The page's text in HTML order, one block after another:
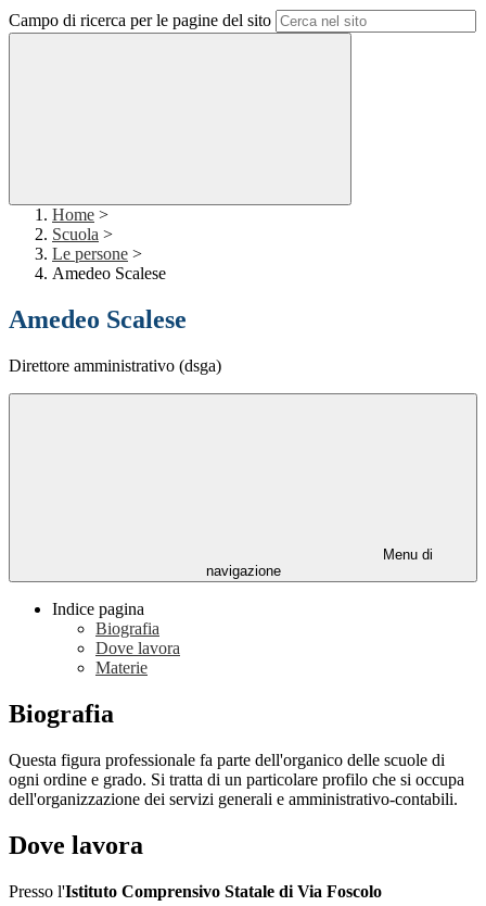
Campo di ricerca per le pagine del sito
Home >
Scuola >
Le persone >
Amedeo Scalese
Amedeo Scalese
Direttore amministrativo (dsga)
Menu di
navigazione
Indice pagina
Biografia
Dove lavora
Materie
Biografia
Questa figura professionale fa parte dell'organico delle scuole di
ogni ordine e grado. Si tratta di un particolare profilo che si occupa
dell'organizzazione dei servizi generali e amministrativo-contabili.
Dove lavora
Presso l'Istituto Comprensivo Statale di Via Foscolo